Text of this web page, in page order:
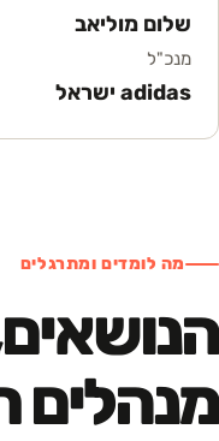
שלום מוליאב
מנכ"ל
adidas ישראל
מה לומדים ומתרגלים
מנהלים